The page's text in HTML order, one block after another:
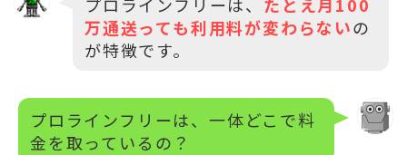
万通送っても利用料が変わらないの
が特徴です。
プロラインフリーは、一体どこで料
金を取っているの？